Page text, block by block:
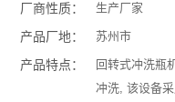
厂商性质： 生产厂家
产品厂地： 苏州市
产品特点：
回转式冲洗瓶
冲洗, 该设备